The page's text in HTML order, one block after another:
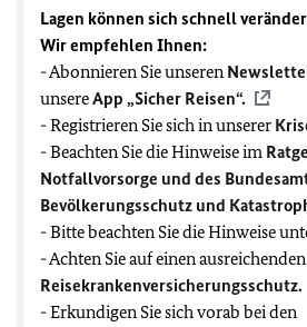
Lagen können sich schnell
Wir empfehlen Ihnen:
- Abonnieren Sie unseren
unsereApp „Sicher Reisen“.
- Registrieren Sie sich in unserer
- Beachten Sie die Hinweise im
Notfallvorsorge und des
Bevölkerungsschutz und
- Bitte beachten Sie die Hinweise
- Achten Sie auf einen ausreichenden
Reisekrankenversicherungsschutz.
- Erkundigen Sie sich vorab bei den